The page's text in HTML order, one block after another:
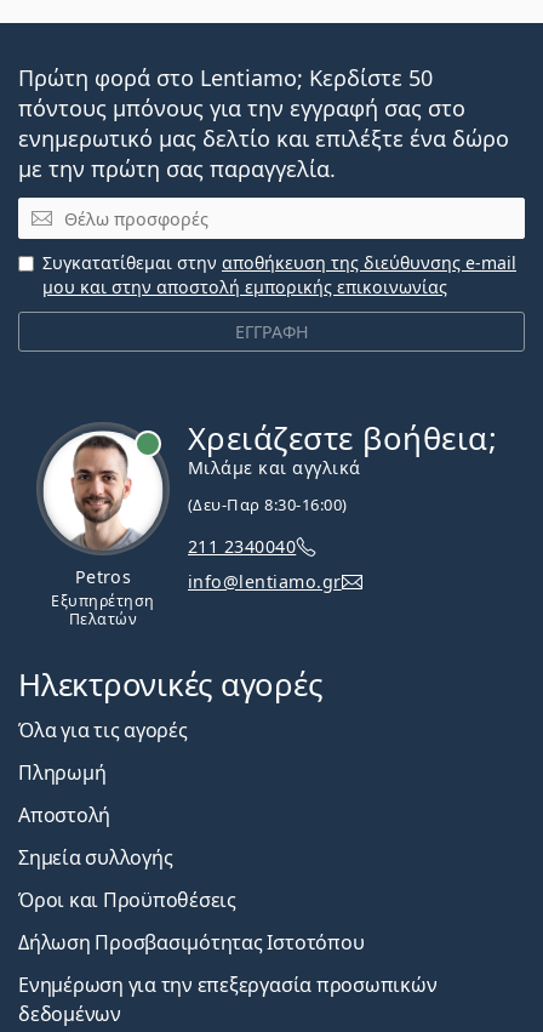
Πρώτη φορά στο Lentiamo; Κερδίστε 50
πόντους μπόνους για την εγγραφή σας στο
ενημερωτικό μας δελτίο και επιλέξτε ένα δώρο
με την πρώτη σας παραγγελία.
Email
ΕΓΓΡΑΦΗ
Συγκατατίθεμαι στην αποθήκευση της διεύθυνσης e-mail
μου και στην αποστολή εμπορικής επικοινωνίας
Petros
Εξυπηρέτηση
Πελατών
Χρειάζεστε βοήθεια;
Μιλάμε και αγγλικά
(Δευ-Παρ 8:30-16:00)
211 2340040
info@lentiamo.gr
Ηλεκτρονικές αγορές
Όλα για τις αγορές
Πληρωμή
Αποστολή
Σημεία συλλογής
Όροι και Προϋποθέσεις
Δήλωση Προσβασιμότητας Ιστοτόπου
Ενημέρωση για την επεξεργασία προσωπικών
δεδομένων